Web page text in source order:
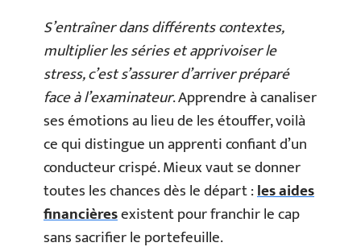
S’entraîner dans différents contextes,
multiplier les séries et apprivoiser le
stress, c’est s’assurer d’arriver préparé
face à l’examinateur. Apprendre à canaliser
ses émotions au lieu de les étouffer, voilà
ce qui distingue un apprenti confiant d’un
conducteur crispé. Mieux vaut se donner
toutes les chances dès le départ :les aides
financièresexistent pour franchir le cap
sans sacrifier le portefeuille.